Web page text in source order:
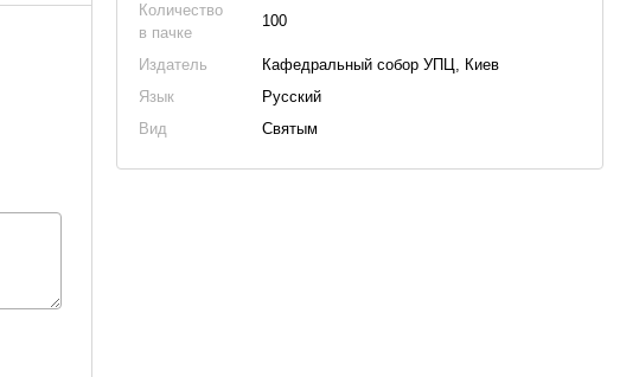
Количество
в пачке
100
Издатель
Кафедральный собор УПЦ, Киев
Язык
Русский
Вид
Святым